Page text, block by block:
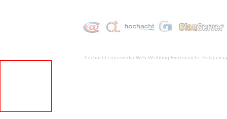
hochacht crossmedia Web-Werbung Firmensuche